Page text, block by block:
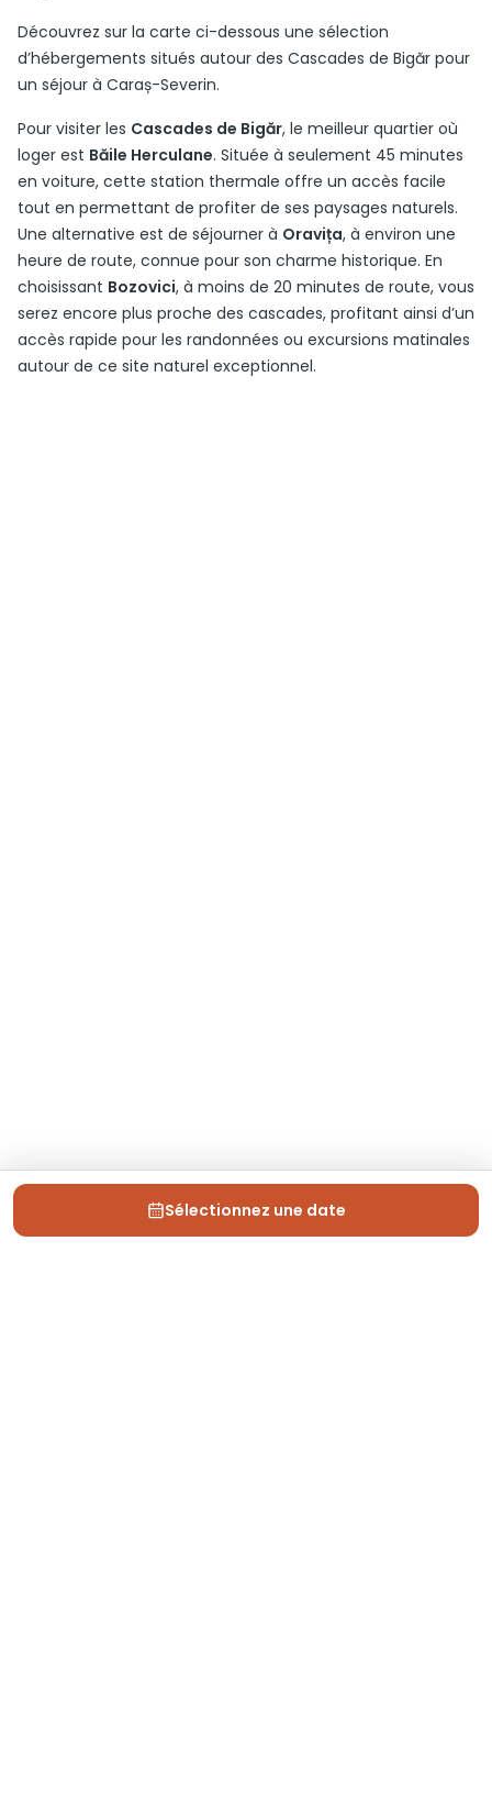
Découvrez sur la carte ci-dessous une sélection
d’hébergements situés autour des Cascades de Bigăr pour
un séjour à Caraș-Severin.
Pour visiter les Cascades de Bigăr, le meilleur quartier où
loger est Băile Herculane. Située à seulement 45 minutes
en voiture, cette station thermale offre un accès facile
tout en permettant de profiter de ses paysages naturels.
Une alternative est de séjourner à Oravița, à environ une
heure de route, connue pour son charme historique. En
choisissant Bozovici, à moins de 20 minutes de route, vous
serez encore plus proche des cascades, profitant ainsi d’un
accès rapide pour les randonnées ou excursions matinales
autour de ce site naturel exceptionnel.
Sélectionnez une date